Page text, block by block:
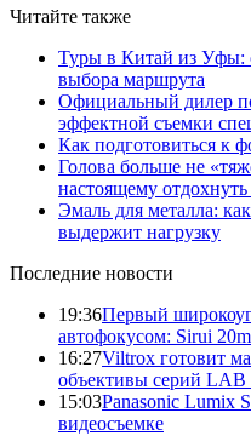
Читайте также
Туры в Китай из Уфы:
выбора маршрута
Официальный дилер
эффектной съемки
Как подготовиться к
Голова больше не
настоящему
Эмаль для металла:
выдержит нагрузку
Последние новости
19:36Первый
автофокусом: Sirui
16:27Viltrox готовит
объективы серий
15:03Panasonic Lumix
видеосъемке